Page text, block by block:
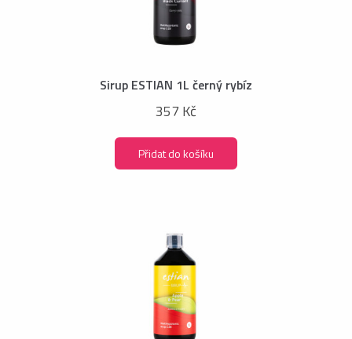
Sirup ESTIAN 1L černý rybíz
357 Kč
Přidat do košíku